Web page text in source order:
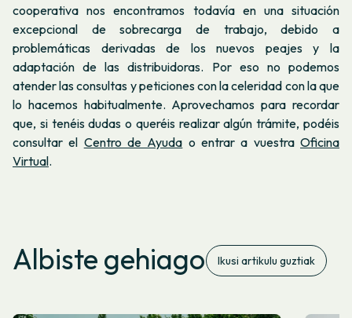
cooperativa nos encontramos todavía en una situación
excepcional de sobrecarga de trabajo, debido a
problemáticas derivadas de los nuevos peajes y la
adaptación de las distribuidoras. Por eso no podemos
atender las consultas y peticiones con la celeridad con la que
lo hacemos habitualmente. Aprovechamos para recordar
que, si tenéis dudas o queréis realizar algún trámite, podéis
consultar el Centro de Ayuda o entrar a vuestraOficina
Virtual.
Albiste gehiago Ikusi artikulu guztiak